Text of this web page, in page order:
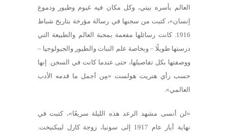
العالم بأسره بيتي، وكل مكان فيه غيوم وطيور ودموع
إنسان»، كتبت من سجنها في رسالة مؤرخة بتاريخ شباط
1916. كانت رسائلها مفعمة بمحبة العالم والطبيعة التي
درستها طويلًا – وبخاصة علم النبات والطيور والجيولوجيا –
ووصفتها بكل تفاصيلها، حتى عندما كانت في السجن. إنها
حسب رأي هنريت هولست «مِن أجمل ما قدمه الأدب
العالمي».
«لن أنسى مشهد الرعد هذه الليلة سريعًا»، كتبت في
نهاية أيار عام 1917 إلى سونيا، زوجة كارل ليبكنيخت.